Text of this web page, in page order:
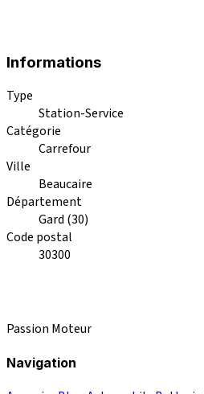
Informations
Type
Station-Service
Catégorie
Carrefour
Ville
Beaucaire
Département
Gard (30)
Code postal
30300
Passion Moteur
Navigation